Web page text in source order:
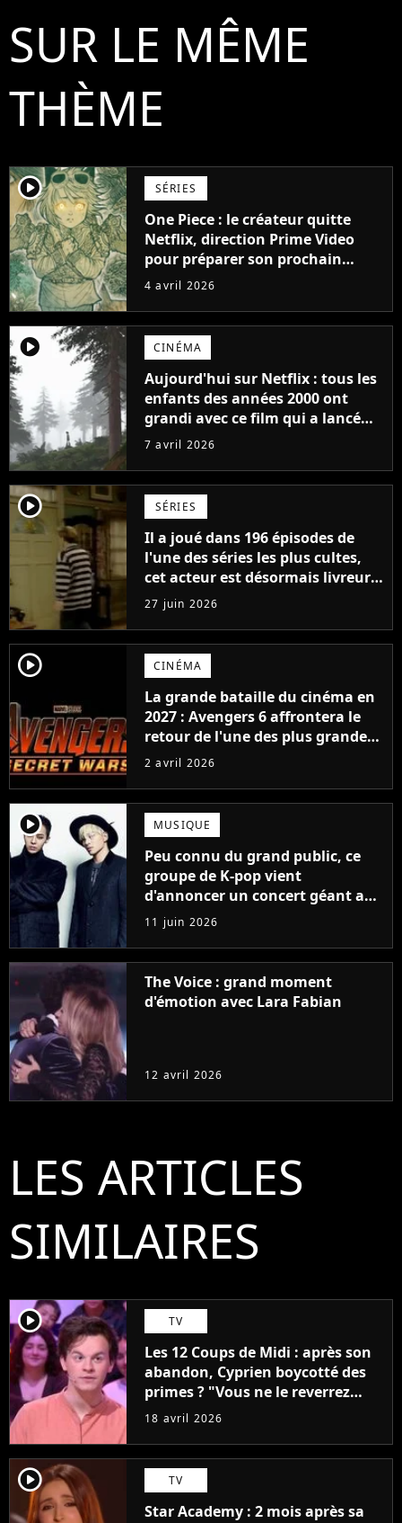
SUR LE MÊME
THÈME
player2 SÉRIES
One Piece : le créateur quitte
Netflix, direction Prime Video
pour préparer son prochain
grand succès fantastique
4 avril 2026
player2 CINÉMA
Aujourd'hui sur Netflix : tous les
enfants des années 2000 ont
grandi avec ce film qui a lancé
l'une des plus grandes sagas
7 avril 2026
player2 SÉRIES
Il a joué dans 196 épisodes de
l'une des séries les plus cultes,
cet acteur est désormais livreur
chez Amazon : "Il faut faire ce
qu’il faut pour survivre"
27 juin 2026
player2 CINÉMA
La grande bataille du cinéma en
2027 : Avengers 6 affrontera le
retour de l'une des plus grandes
sagas fantastiques de tous les
2 avril 2026
player2 MUSIQUE
Peu connu du grand public, ce
groupe de K-pop vient
d'annoncer un concert géant au
Stade de France
11 juin 2026
The Voice : grand moment
d'émotion avec Lara Fabian
12 avril 2026
LES ARTICLES
SIMILAIRES
player2 TV
Les 12 Coups de Midi : après son
abandon, Cyprien boycotté des
primes ? "Vous ne le reverrez
plus"
18 avril 2026
player2 TV
Star Academy : 2 mois après sa